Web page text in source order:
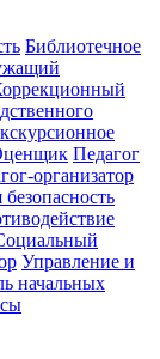
Библиотечное
Педагог
организатор
Управление и
начальных